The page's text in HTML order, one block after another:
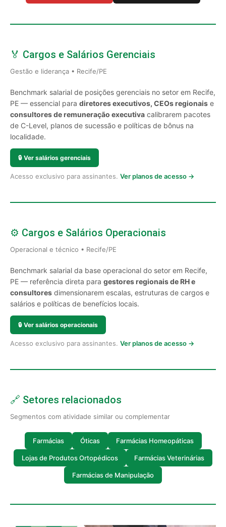
🏅 Cargos e Salários Gerenciais
Gestão e liderança • Recife/PE
Benchmark salarial de posições gerenciais no setor em Recife,
PE — essencial para diretores executivos, CEOs regionais e
consultores de remuneração executiva calibrarem pacotes
de C-Level, planos de sucessão e políticas de bônus na
localidade.
🔒 Ver salários gerenciais
Acesso exclusivo para assinantes. Ver planos de acesso →
⚙️ Cargos e Salários Operacionais
Operacional e técnico • Recife/PE
Benchmark salarial da base operacional do setor em Recife,
PE — referência direta para gestores regionais de RH e
consultores dimensionarem escalas, estruturas de cargos e
salários e políticas de benefícios locais.
🔒 Ver salários operacionais
Acesso exclusivo para assinantes. Ver planos de acesso →
🔗 Setores relacionados
Segmentos com atividade similar ou complementar
Farmácias Óticas Farmácias Homeopáticas
Lojas de Produtos Ortopédicos Farmácias Veterinárias
Farmácias de Manipulação